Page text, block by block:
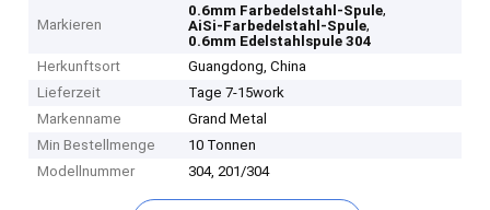
Markieren
0.6mm Farbedelstahl-Spule,
AiSi-Farbedelstahl-Spule,
0.6mm Edelstahlspule 304
Herkunftsort
Guangdong, China
Lieferzeit
Tage 7-15work
Markenname
Grand Metal
Min Bestellmenge
10 Tonnen
Modellnummer
304, 201/304